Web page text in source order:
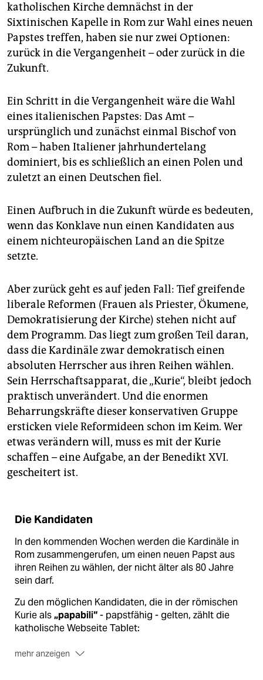
genossenschaft
epaper login
katholischen Kirche demnächst in der
Sixtinischen Kapelle in Rom zur Wahl eines neuen
Papstes treffen, haben sie nur zwei Optionen:
zurück in die Vergangenheit – oder zurück in die
Zukunft.
Ein Schritt in die Vergangenheit wäre die Wahl
eines italienischen Papstes: Das Amt –
ursprünglich und zunächst einmal Bischof von
Rom – haben Italiener jahrhundertelang
dominiert, bis es schließlich an einen Polen und
zuletzt an einen Deutschen fiel.
Einen Aufbruch in die Zukunft würde es bedeuten,
wenn das Konklave nun einen Kandidaten aus
einem nichteuropäischen Land an die Spitze
setzte.
Aber zurück geht es auf jeden Fall: Tief greifende
liberale Reformen (Frauen als Priester, Ökumene,
Demokratisierung der Kirche) stehen nicht auf
dem Programm. Das liegt zum großen Teil daran,
dass die Kardinäle zwar demokratisch einen
absoluten Herrscher aus ihren Reihen wählen.
Sein Herrschaftsapparat, die „Kurie“, bleibt jedoch
praktisch unverändert. Und die enormen
Beharrungskräfte dieser konservativen Gruppe
ersticken viele Reformideen schon im Keim. Wer
etwas verändern will, muss es mit der Kurie
schaffen – eine Aufgabe, an der Benedikt XVI.
gescheitert ist.
Die Kandidaten
In den kommenden Wochen werden die Kardinäle in
Rom zusammengerufen, um einen neuen Papst aus
ihren Reihen zu wählen, der nicht älter als 80 Jahre
sein darf.
Zu den möglichen Kandidaten, die in der römischen
Kurie als„papabili“- papstfähig - gelten, zählt die
katholische Webseite Tablet:
mehr anzeigen